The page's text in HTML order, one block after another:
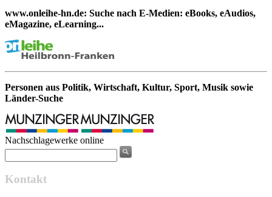
www.onleihe-hn.de: Suche nach E-Medien: eBooks, eAudios,
eMagazine, eLearning...
Personen aus Politik, Wirtschaft, Kultur, Sport, Musik sowie
Länder-Suche
Nachschlagewerke online
Kontakt